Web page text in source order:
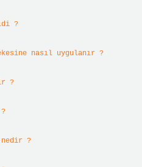
?
nasıl uygulanır ?
?
nedir ?